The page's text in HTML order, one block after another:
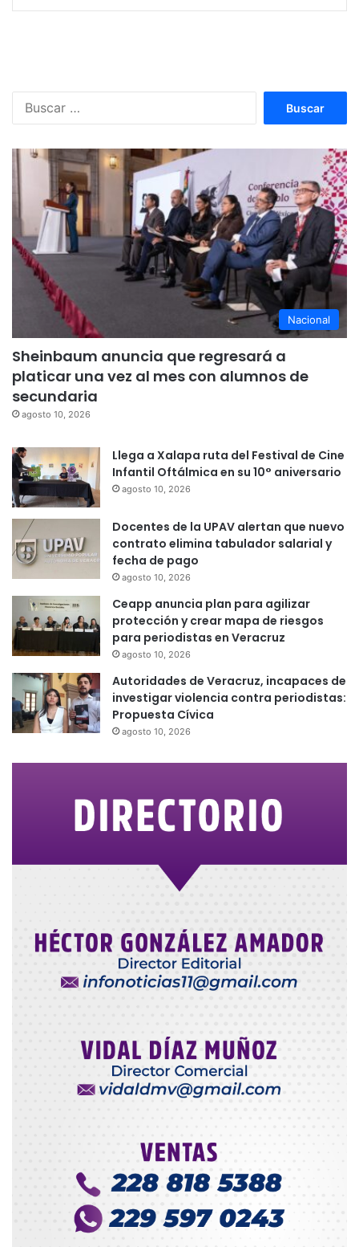
Nacional
Sheinbaum anuncia que regresará a
platicar una vez al mes con alumnos de
secundaria
agosto 10, 2026
Llega a Xalapa ruta del Festival de Cine
Infantil Oftálmica en su 10° aniversario
agosto 10, 2026
Docentes de la UPAV alertan que nuevo
contrato elimina tabulador salarial y
fecha de pago
agosto 10, 2026
Ceapp anuncia plan para agilizar
protección y crear mapa de riesgos
para periodistas en Veracruz
agosto 10, 2026
Autoridades de Veracruz, incapaces de
investigar violencia contra periodistas:
Propuesta Cívica
agosto 10, 2026